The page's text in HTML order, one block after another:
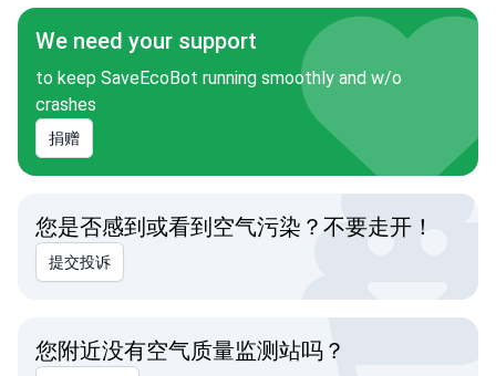
We need your support
to keep SaveEcoBot running smoothly and w/o
crashes
捐赠
您是否感到或看到空气污染？不要走开！
提交投诉
您附近没有空气质量监测站吗？